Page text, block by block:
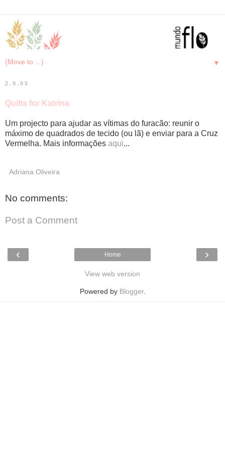
▼
2.9.05
Quilts for Katrina
Um projecto para ajudar as vítimas do furacão: reunir o
máximo de quadrados de tecido (ou lã) e enviar para a Cruz
Vermelha. Mais informações aqui...
Adriana Oliveira
No comments:
Post a Comment
‹ ›
Home
View web version
Powered by Blogger.